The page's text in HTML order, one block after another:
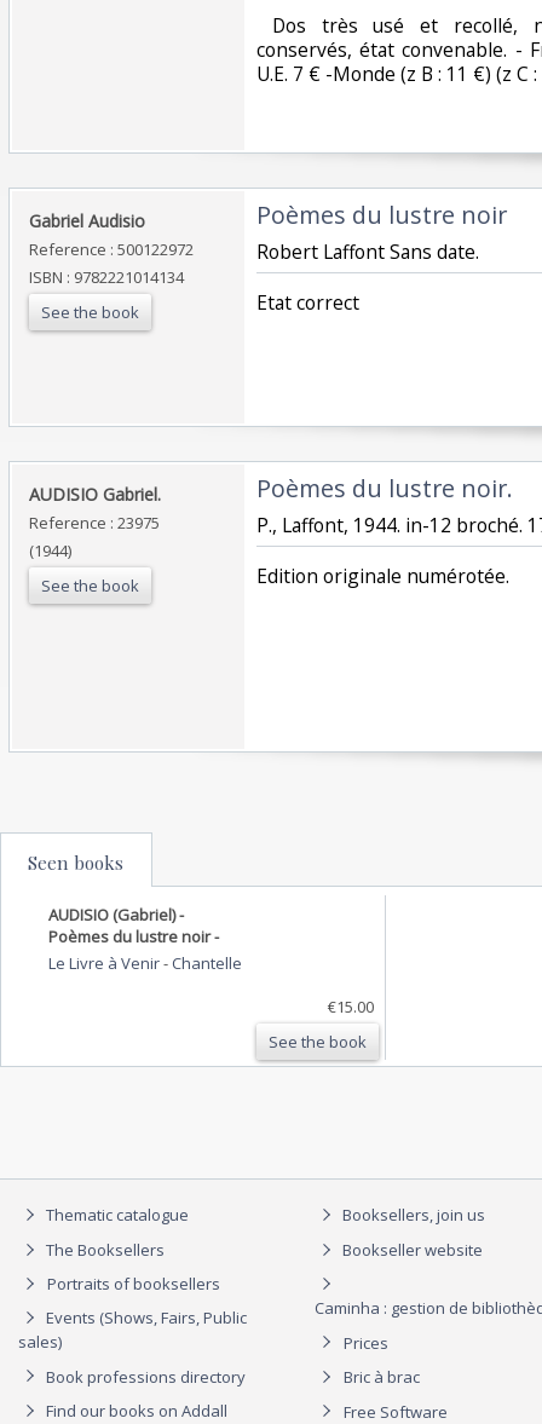
Dos très usé et recollé,
conservés, état convenable. -
U.E. 7 € -Monde (z B : 11 €) (z C
‎Gabriel Audisio‎
Reference : 500122972
ISBN : 9782221014134
See the book
‎Poèmes du lustre noir‎
‎Robert Laffont Sans date.‎
‎Etat correct‎
‎AUDISIO Gabriel.‎
Reference : 23975
(1944)
See the book
‎Poèmes du lustre noir.‎
‎P., Laffont, 1944. in-12 broché.
‎Edition originale numérotée. ‎
Seen books
AUDISIO (Gabriel) -
Poèmes du lustre noir -
Le Livre à Venir- Chantelle
€15.00
See the book
Thematic catalogue
The Booksellers
Portraits of booksellers
Events (Shows, Fairs, Public
sales)
Book professions directory
Find our books on Addall
Booksellers, join us
Bookseller website
Caminha : gestion de
Prices
Bric à brac
Free Software